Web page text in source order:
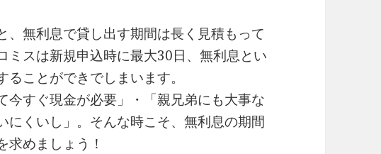
、無利息で貸し出す期間は長く見積もって
ミスは新規申込時に最大30日、無利息とい
ことができでしまいます。
今すぐ現金が必要」・「親兄弟にも大事な
にくいし」。そんな時こそ、無利息の期間
求めましょう！